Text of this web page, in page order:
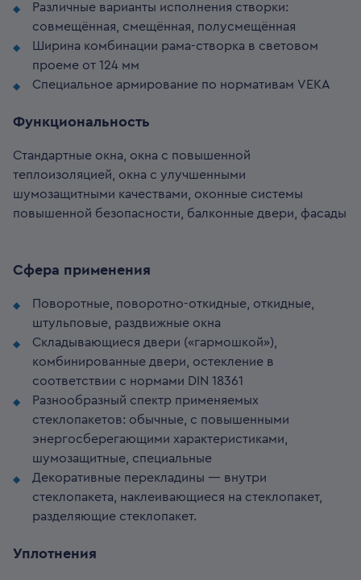
Различные варианты исполнения створки:
совмещённая, смещённая, полусмещённая
Ширина комбинации рама-створка в световом
проеме от 124 мм
Специальное армирование по нормативам VEKA
Функциональность
Стандартные окна, окна с повышенной
теплоизоляцией, окна с улучшенными
шумозащитными качествами, оконные системы
повышенной безопасности, балконные двери, фасады
Сфера применения
Поворотные, поворотно-откидные, откидные,
штульповые, раздвижные окна
Складывающиеся двери («гармошкой»),
комбинированные двери, остекление в
соответствии с нормами DIN 18361
Разнообразный спектр применяемых
стеклопакетов: обычные, с повышенными
энергосберегающими характеристиками,
шумозащитные, специальные
Декоративные перекладины — внутри
стеклопакета, наклеивающиеся на стеклопакет,
разделяющие стеклопакет.
Уплотнения